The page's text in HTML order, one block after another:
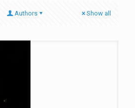
Authors Show all